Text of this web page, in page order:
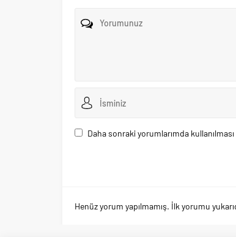
Daha sonraki yorumlarımda
Henüz yorum yapılmamış. İlk yorumu